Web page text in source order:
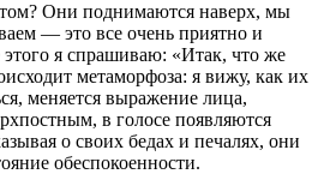
Они поднимаются наверх, мы
— это все очень приятно и
я спрашиваю: «Итак, что же
метаморфоза: я вижу, как их
меняется выражение лица,
в голосе появляются
о своих бедах и печалях, они
обеспокоенности.